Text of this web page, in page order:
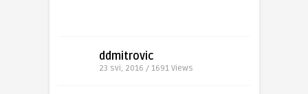
ddmitrovic
23 svi, 2016 / 1691 Views